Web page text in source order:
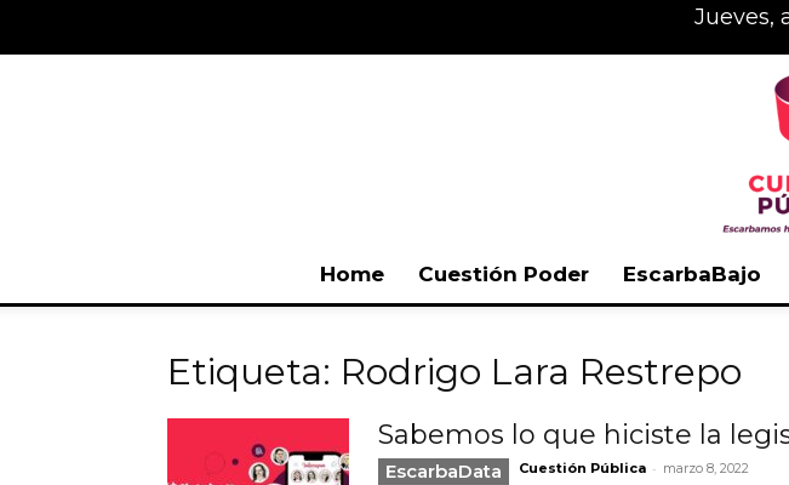
jueves,
Home Cuestión Poder EscarbaBajo
Etiqueta: Rodrigo Lara Restrepo
Sabemos lo que hiciste la
EscarbaData Cuestión Pública - marzo 8, 2022